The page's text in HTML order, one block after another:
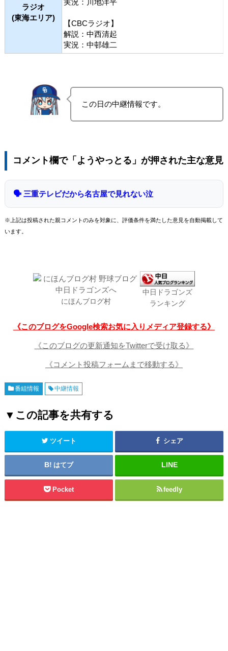
ラジオ
(東海エリア)
実況：川地洋平
【CBCラジオ】
解説：中西清起
実況：中邨雄二
この日の中継情報です。
コメント欄で「ようやっとる」が押された主な意見
🗣 三重テレビだから名古屋で見れない泣
※上記は投稿された親コメントのみを対象に、評価条件を満たした意見を自動掲載して
います。
にほんブログ村
中日ドラゴンズ
ランキング
《このブログをGoogle検索お気に入りメディア登録する》
《このブログの更新通知をTwitterで受け取る》
《コメント投稿フォームまで移動する》
番組情報 中継情報
▼この記事を共有する
ツイート シェア
はてブ
Pocket feedly